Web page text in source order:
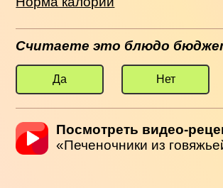
Считаете это блюдо
Да Нет
Посмотреть видео-
«Печеночники из